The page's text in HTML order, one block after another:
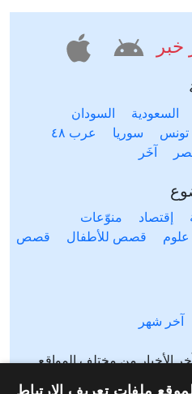
السعودية
السودان
تونس سوريا
عرب ٤٨
آخَر
إقتصاد
منوّعات
علوم قصص للأطفال
قصص
آخر شهر
الأخبار من مختلف المواقع
أخبار محلية لعدة دول مثل
ملفات تعريف الارتباط